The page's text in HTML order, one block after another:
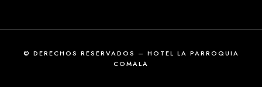
© DERECHOS RESERVADOS – HOTEL LA PARROQUIA
COMALA